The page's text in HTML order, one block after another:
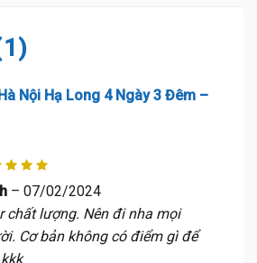
Nội Hạ Long 4 Ngày 3 Đêm –
5
– 07/02/2024
chất lượng. Nên đi nha mọi
Cơ bản không có điểm gì để